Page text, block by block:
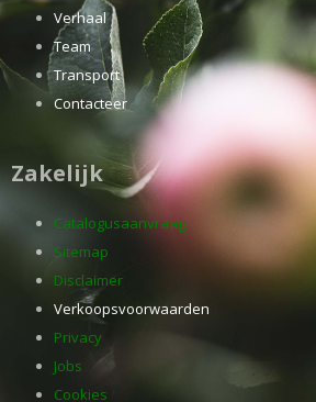
Verhaal
Team
Transport
Contacteer
Zakelijk
Catalogusaanvraag
Sitemap
Disclaimer
Verkoopsvoorwaarden
Privacy
Jobs
Cookies